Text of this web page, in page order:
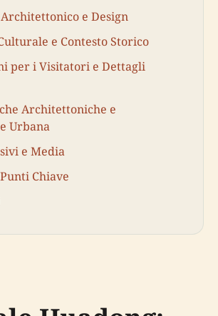
e Design
e Contesto Storico
per i Visitatori e Dettagli
Architettoniche e
Urbana
e Media
Chiave